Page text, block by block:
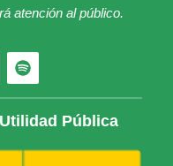
atención al público.
Pública